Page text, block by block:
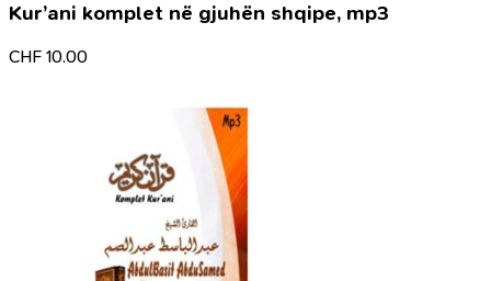
Kur’ani komplet në gjuhën shqipe, mp3
CHF 10.00